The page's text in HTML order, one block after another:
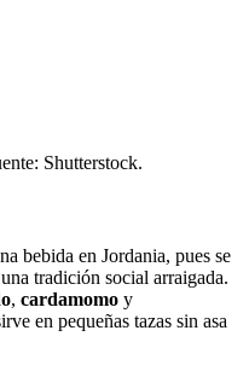
Shutterstock.
bebida en Jordania, pues se
tradición social arraigada.
, cardamomo y
en pequeñas tazas sin asa